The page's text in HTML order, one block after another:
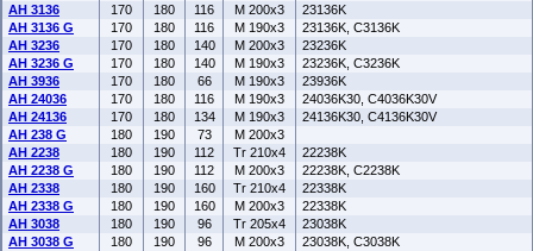
AH 3136
170 180 116 M 200x3
23136K
AH 3136 G
170 180 116 M 190x3
23136K, C3136K
AH 3236
170 180 140 M 200x3
23236K
AH 3236 G
170 180 140 M 190x3
23236K, C3236K
AH 3936
170 180 66 M 190x3
23936K
AH 24036
170 180 116 M 190x3
24036K30, C4036K30V
AH 24136
170 180 134 M 190x3
24136K30, C4136K30V
AH 238 G
180 190 73
M 200x3
AH 2238
180 190 112 Tr 210x4
22238K
AH 2238 G
180 190 112 M 200x3
22238K, C2238K
AH 2338
180 190 160 Tr 210x4
22338K
AH 2338 G
180 190 160 M 200x3
22338K
AH 3038
180 190 96 Tr 205x4
23038K
AH 3038 G
180 190 96 M 200x3
23038K, C3038K